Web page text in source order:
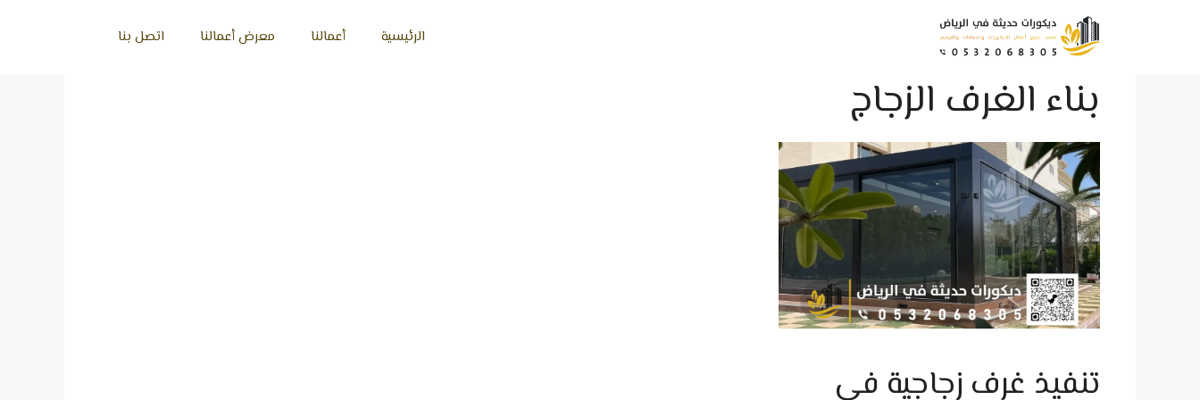
الرئيسية أعمالنا معرض أعمالنا اتصل بنا
بناء الغرف الزجاج
تنفيذ غرف زجاجية في